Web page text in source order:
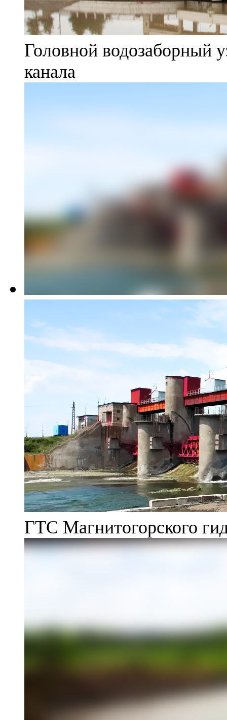
Головной водозаборный
канала
ГТС Магнитогорского